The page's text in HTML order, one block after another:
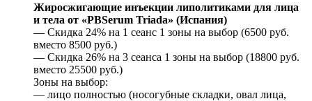
Жиросжигающие инъекции липолитиками для лица
и тела от «PBSerum Triada» (Испания)
— Скидка 24% на 1 сеанс 1 зоны на выбор (6500 руб.
вместо 8500 руб.)
— Скидка 26% на 3 сеанса 1 зоны на выбор (18800 руб.
вместо 25500 руб.)
Зоны на выбор:
— лицо полностью (носогубные складки, овал лица,